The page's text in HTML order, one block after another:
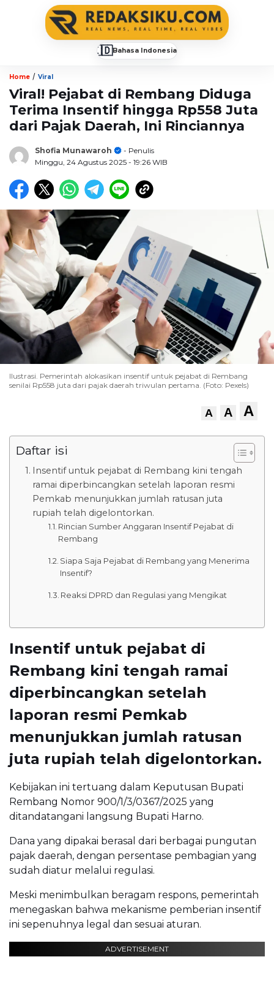
🇮🇩Bahasa Indonesia
Home / Viral
Viral! Pejabat di Rembang Diduga
Terima Insentif hingga Rp558 Juta
dari Pajak Daerah, Ini Rinciannya
Shofia Munawaroh
- Penulis
Minggu, 24 Agustus 2025 - 19:26 WIB
Ilustrasi. Pemerintah alokasikan insentif untuk pejabat di Rembang
senilai Rp558 juta dari pajak daerah triwulan pertama. (Foto: Pexels)
A A A
Daftar isi
Insentif untuk pejabat di Rembang kini tengah
ramai diperbincangkan setelah laporan resmi
Pemkab menunjukkan jumlah ratusan juta
rupiah telah digelontorkan.
Rincian Sumber Anggaran Insentif Pejabat di
Rembang
Siapa Saja Pejabat di Rembang yang Menerima
Insentif?
Reaksi DPRD dan Regulasi yang Mengikat
Insentif untuk pejabat di
Rembang kini tengah ramai
diperbincangkan setelah
laporan resmi Pemkab
menunjukkan jumlah ratusan
juta rupiah telah digelontorkan.
Kebijakan ini tertuang dalam Keputusan Bupati
Rembang Nomor 900/1/3/0367/2025 yang
ditandatangani langsung Bupati Harno.
Dana yang dipakai berasal dari berbagai pungutan
pajak daerah, dengan persentase pembagian yang
sudah diatur melalui regulasi.
Meski menimbulkan beragam respons, pemerintah
menegaskan bahwa mekanisme pemberian insentif
ini sepenuhnya legal dan sesuai aturan.
ADVERTISEMENT